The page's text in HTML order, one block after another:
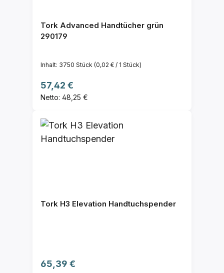
Tork Advanced Handtücher grün
290179
Inhalt: 3750 Stück (0,02 € / 1 Stück)
Regulärer Preis:
57,42 €
Netto: 48,25 €
Tork H3 Elevation Handtuchspender
Regulärer Preis:
65,39 €